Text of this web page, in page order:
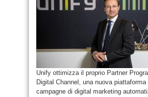
Unify ottimizza il proprio Partner
Digital Channel, una nuova
campagne di digital marketing